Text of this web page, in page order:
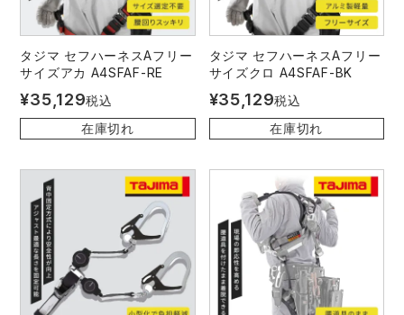
タジマ セフハーネスAフリー
サイズアカ A4SFAF-RE
¥35,129税込
在庫切れ
タジマ セフハーネスAフリー
サイズクロ A4SFAF-BK
¥35,129税込
在庫切れ